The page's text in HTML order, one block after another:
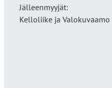
Jälleenmyyjät:
Kelloliike ja Valokuvaamo